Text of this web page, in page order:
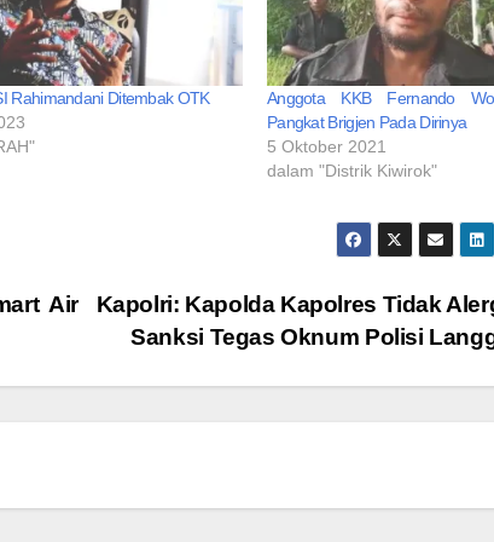
Rahimandani Ditembak OTK
Anggota KKB Fernando
Pangkat Brigjen Pada Dirinya
5 Oktober 2021
dalam "Distrik Kiwirok"
Kapolri: Kapolda Kapolres Tidak
Sanksi Tegas Oknum Polisi
Air